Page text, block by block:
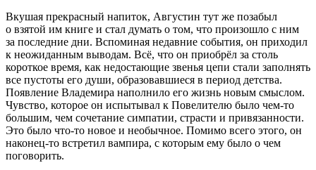
Вкушая прекрасный напиток, Августин тут же позабыл
о взятой им книге и стал думать о том, что произошло с ним
за последние дни. Вспоминая недавние события, он приходил
к неожиданным выводам. Всё, что он приобрёл за столь
короткое время, как недостающие звенья цепи стали заполнять
все пустоты его души, образовавшиеся в период детства.
Появление Владемира наполнило его жизнь новым смыслом.
Чувство, которое он испытывал к Повелителю было чем-то
большим, чем сочетание симпатии, страсти и привязанности.
Это было что-то новое и необычное. Помимо всего этого, он
наконец-то встретил вампира, с которым ему было о чем
поговорить.